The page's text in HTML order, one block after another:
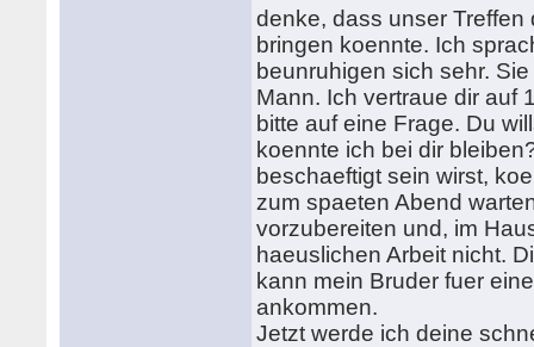
denke, dass unser
bringen koennte. Ich
beunruhigen sich sehr.
Mann. Ich vertraue dir auf
bitte auf eine Frage. Du
koennte ich bei dir
beschaeftigt sein wirst,
zum spaeten Abend
vorzubereiten und, im
haeuslichen Arbeit nicht.
kann mein Bruder fuer
ankommen.
Jetzt werde ich deine